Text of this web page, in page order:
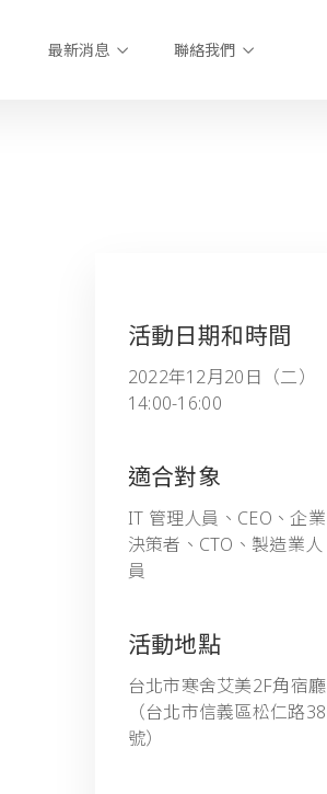
最新消息 聯絡我們
活動日期和時間
2022年12月20日（二）
14:00-16:00
適合對象
IT 管理人員、CEO、企業
決策者、CTO、製造業人
員
活動地點
台北市寒舍艾美2F角宿廳
（台北市信義區松仁路38
號）